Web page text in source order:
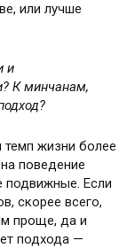
или лучше
и
К минчанам,
жизни более
поведение
подвижные. Если
скорее всего,
проще, да и
подхода —